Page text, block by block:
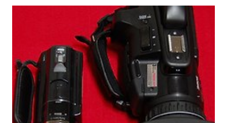
명 팻말이 있습니다. 딱 느껴지겠지만 삼성은 앞으로 이렇게 저전력 그리
고 일체형의 터치도 구현되는 사용이 편한 PC 를 많이 만들거라고 합니
다. 단체사진을 찍은 후 모습입니다. 처음 도착할때는 시간을 너무 딱 맞
춰서 와서 찍지 못했던터라 이때 사진을 좀 찍었습니다. 검은색과 흰색의
조화가 잘 어울리는 PC 입니다. 제가 완제품 PC 는 사본적이 꾀 ..